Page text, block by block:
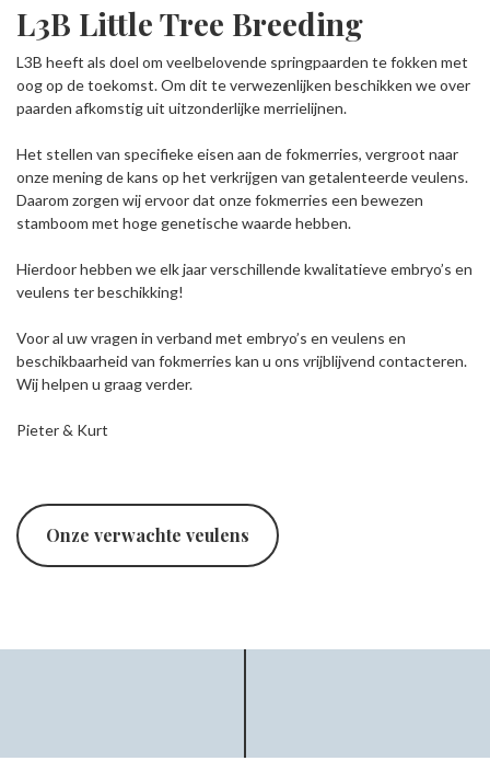
L3B Little Tree Breeding
L3B heeft als doel om veelbelovende springpaarden te fokken met
oog op de toekomst. Om dit te verwezenlijken beschikken we over
paarden afkomstig uit uitzonderlijke merrielijnen.
Het stellen van specifieke eisen aan de fokmerries, vergroot naar
onze mening de kans op het verkrijgen van getalenteerde veulens.
Daarom zorgen wij ervoor dat onze fokmerries een bewezen
stamboom met hoge genetische waarde hebben.
Hierdoor hebben we elk jaar verschillende kwalitatieve embryo’s en
veulens ter beschikking!
Voor al uw vragen in verband met embryo’s en veulens en
beschikbaarheid van fokmerries kan u ons vrijblijvend contacteren.
Wij helpen u graag verder.
Pieter & Kurt
Onze verwachte veulens